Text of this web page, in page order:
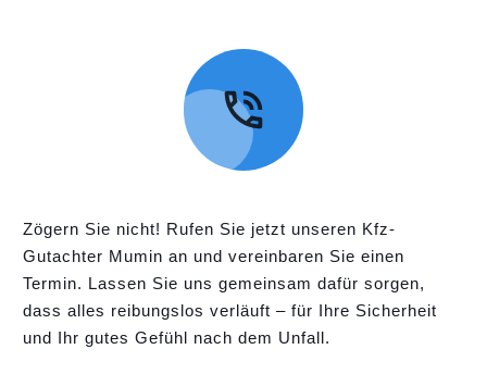
Zögern Sie nicht! Rufen Sie jetzt unseren Kfz-
Gutachter Mumin an und vereinbaren Sie einen
Termin. Lassen Sie uns gemeinsam dafür sorgen,
dass alles reibungslos verläuft – für Ihre Sicherheit
und Ihr gutes Gefühl nach dem Unfall.